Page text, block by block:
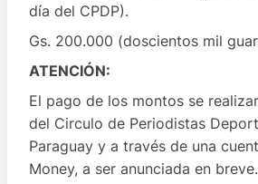
día del CPDP).
Gs. 200.000 (doscientos mil
ATENCIÓN:
El pago de los montos se
del Circulo de Periodistas
Paraguay y a través de una
Money, a ser anunciada en breve.